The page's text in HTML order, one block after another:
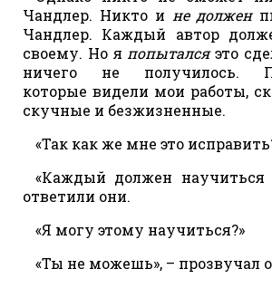
Чандлер. Никто и не должен
Чандлер. Каждый автор
своему. Но я попыталсяэто
ничего не получилось.
которые видели мои работы,
скучные и безжизненные.
«Так как же мне это
«Каждый должен научиться
ответили они.
«Я могу этому научиться?»
«Ты не можешь», – прозвучал